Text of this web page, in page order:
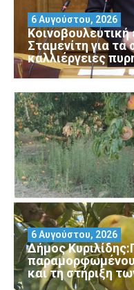
Σταμενίτη για
καλλιέργειες
6 Αυγούστου, 2026
Δήμος
και τη στήριξη
6 Αυγούστου, 2026